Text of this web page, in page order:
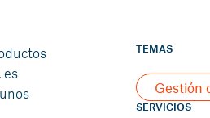
es
TEMAS
Gestión
SERVICIOS